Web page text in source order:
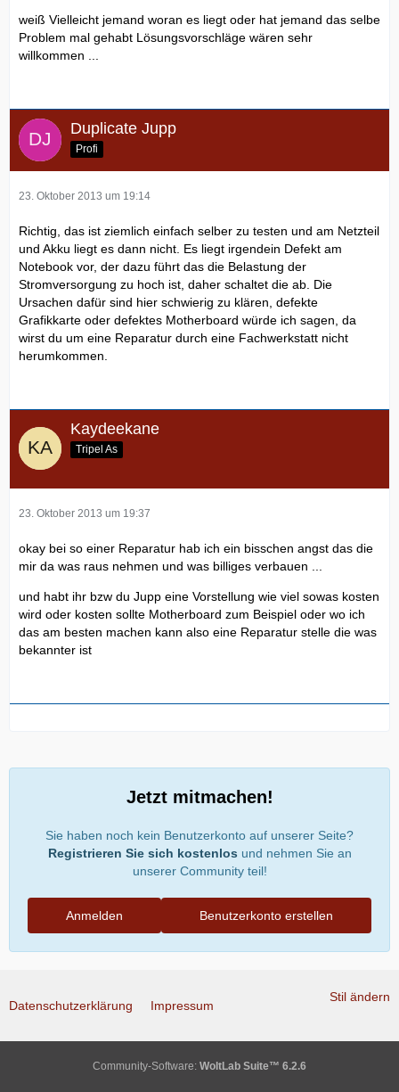
weiß Vielleicht jemand woran es liegt oder hat jemand das selbe
Problem mal gehabt Lösungsvorschläge wären sehr
willkommen ...
Duplicate Jupp
Profi
23. Oktober 2013 um 19:14
Richtig, das ist ziemlich einfach selber zu testen und am Netzteil
und Akku liegt es dann nicht. Es liegt irgendein Defekt am
Notebook vor, der dazu führt das die Belastung der
Stromversorgung zu hoch ist, daher schaltet die ab. Die
Ursachen dafür sind hier schwierig zu klären, defekte
Grafikkarte oder defektes Motherboard würde ich sagen, da
wirst du um eine Reparatur durch eine Fachwerkstatt nicht
herumkommen.
Kaydeekane
Tripel As
23. Oktober 2013 um 19:37
okay bei so einer Reparatur hab ich ein bisschen angst das die
mir da was raus nehmen und was billiges verbauen ...
und habt ihr bzw du Jupp eine Vorstellung wie viel sowas kosten
wird oder kosten sollte Motherboard zum Beispiel oder wo ich
das am besten machen kann also eine Reparatur stelle die was
bekannter ist
Jetzt mitmachen!
Sie haben noch kein Benutzerkonto auf unserer Seite?
Registrieren Sie sich kostenlos und nehmen Sie an
unserer Community teil!
Benutzerkonto erstellen
Anmelden
Stil ändern
Datenschutzerklärung Impressum
Community-Software: WoltLab Suite™ 6.2.6